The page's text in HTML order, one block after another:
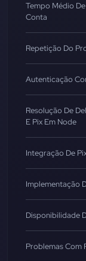
Tempo Médio
Conta
Repetição Do
Autenticação
Resolução De
E Pix Em Node
Integração De
Implementação
Disponibilidade
Problemas Com